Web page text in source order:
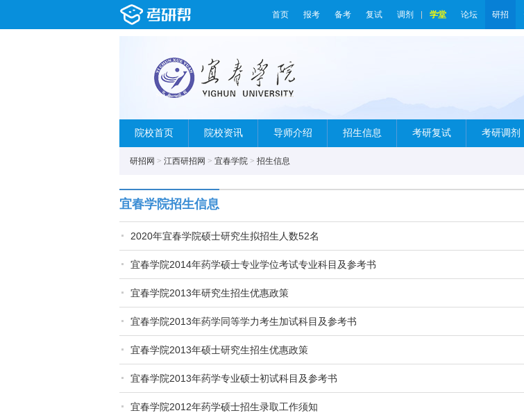
首页 报考 备考 复试 调剂 学堂 论坛 研招
院校首页 院校资讯 导师介绍 招生信息 考研复试 考研调剂
研招网 > 江西研招网 > 宜春学院 > 招生信息
宜春学院招生信息
2020年宜春学院硕士研究生拟招生人数52名
宜春学院2014年药学硕士专业学位考试专业科目及参考书
宜春学院2013年研究生招生优惠政策
宜春学院2013年药学同等学力考生加试科目及参考书
宜春学院2013年硕士研究生招生优惠政策
宜春学院2013年药学专业硕士初试科目及参考书
宜春学院2012年药学硕士招生录取工作须知